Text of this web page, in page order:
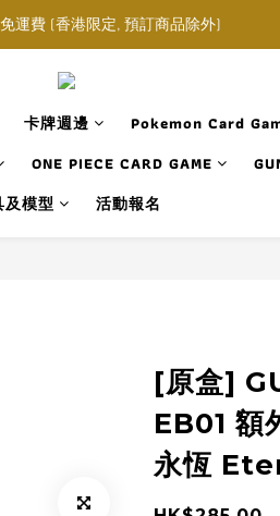
運費 (香港限定, 預訂商品除外)
運費 (香港限定, 預訂商品除外)
色卡套卡盒任選三件$160
運費 (香港限定, 預訂商品除外)
卡牌週邊 Pokemon Card
ONE PIECE CARD GAME
及模型
活動報名
[原盒]
EB01 額
永恆